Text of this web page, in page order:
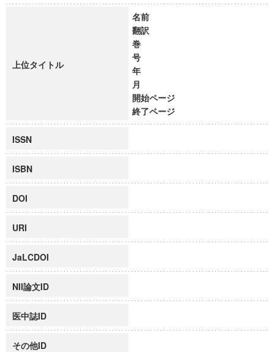
上位タイトル
名前
翻訳
巻
号
年
月
開始ページ
終了ページ
ISSN
ISBN
DOI
URI
JaLCDOI
NII論文ID
医中誌ID
その他ID